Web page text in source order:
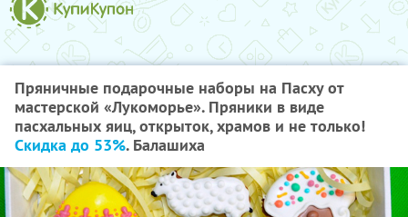
Пряничные подарочные наборы на Пасху от
мастерской​ ​«Лукоморье». Пряники в виде
пасхальных яиц, открыток, храмов и не только! ​
Скидка до 53%. Балашиха